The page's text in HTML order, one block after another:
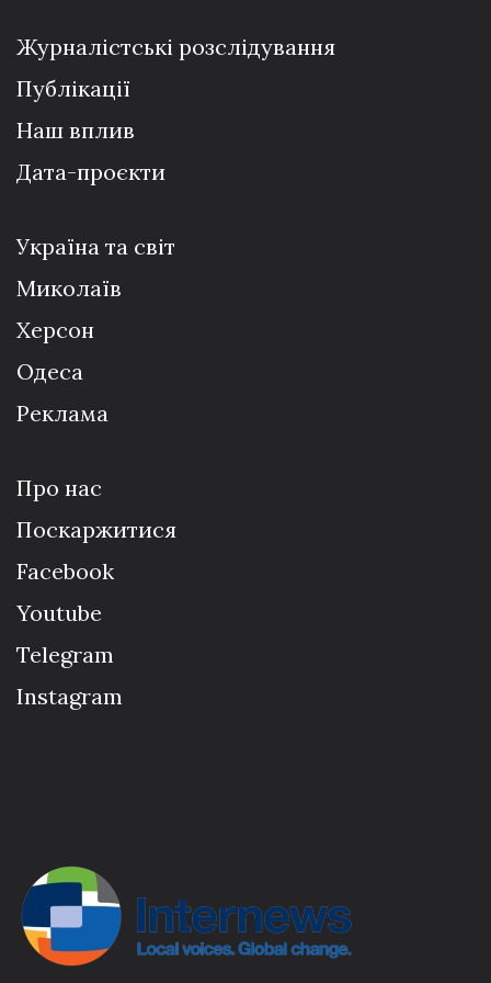
Журналістські розслідування
Публікації
Наш вплив
Дата-проєкти
Україна та світ
Миколаїв
Херсон
Одеса
Реклама
Про нас
Поскаржитися
Facebook
Youtube
Telegram
Instagram